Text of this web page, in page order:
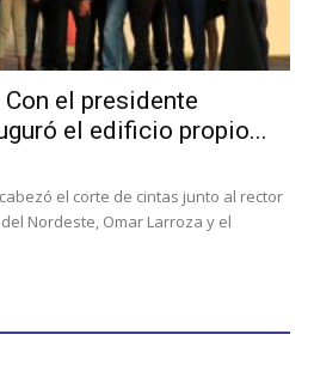
Con el presidente
el edificio propio...
el corte de cintas junto al rector
Nordeste, Omar Larroza y el